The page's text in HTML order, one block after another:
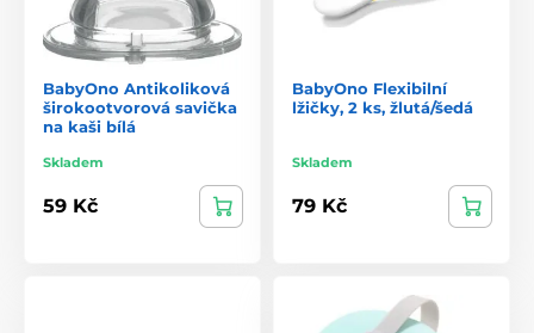
BabyOno Antikoliková
širokootvorová savička
na kaši bílá
Skladem
59 Kč
BabyOno Flexibilní
lžičky, 2 ks, žlutá/šedá
Skladem
79 Kč